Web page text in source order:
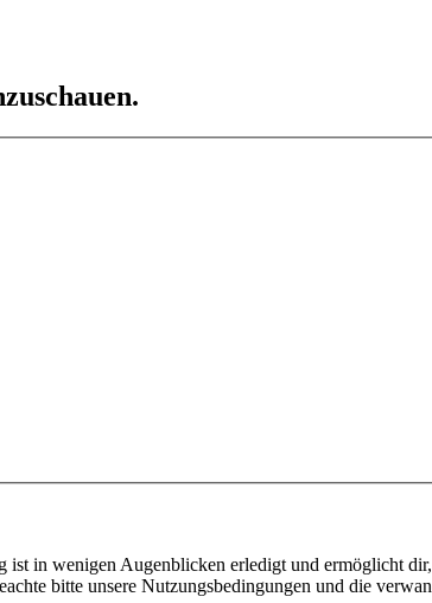
in wenigen Augenblicken erledigt und ermöglicht
bitte unsere Nutzungsbedingungen und die